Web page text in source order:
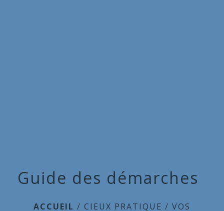
Guide des démarches
ACCUEIL / CIEUX PRATIQUE / VOS